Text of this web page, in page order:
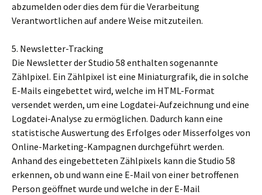
abzumelden oder dies dem für die Verarbeitung
Verantwortlichen auf andere Weise mitzuteilen.
5. Newsletter-Tracking
Die Newsletter der Studio 58 enthalten sogenannte
Zählpixel. Ein Zählpixel ist eine Miniaturgrafik, die in solche
E-Mails eingebettet wird, welche im HTML-Format
versendet werden, um eine Logdatei-Aufzeichnung und eine
Logdatei-Analyse zu ermöglichen. Dadurch kann eine
statistische Auswertung des Erfolges oder Misserfolges von
Online-Marketing-Kampagnen durchgeführt werden.
Anhand des eingebetteten Zählpixels kann die Studio 58
erkennen, ob und wann eine E-Mail von einer betroffenen
Person geöffnet wurde und welche in der E-Mail